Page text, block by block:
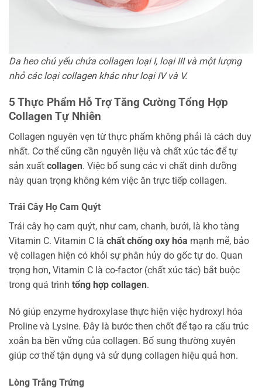
Da heo chủ yếu chứa collagen loại I, loại III và một lượng
nhỏ các loại collagen khác như loại IV và V.
5 Thực Phẩm Hỗ Trợ Tăng Cường Tổng Hợp
Collagen Tự Nhiên
Collagen nguyên vẹn từ thực phẩm không phải là cách duy
nhất. Cơ thể cũng cần nguyên liệu và chất xúc tác để tự
sản xuất collagen. Việc bổ sung các vi chất dinh dưỡng
này quan trọng không kém việc ăn trực tiếp collagen.
Trái Cây Họ Cam Quýt
Trái cây họ cam quýt, như cam, chanh, bưởi, là kho tàng
Vitamin C. Vitamin C là chất chống oxy hóa mạnh mẽ, bảo
vệ collagen hiện có khỏi sự phân hủy do gốc tự do. Quan
trọng hơn, Vitamin C là co-factor (chất xúc tác) bắt buộc
trong quá trình tổng hợp collagen.
Nó giúp enzyme hydroxylase thực hiện việc hydroxyl hóa
Proline và Lysine. Đây là bước then chốt để tạo ra cấu trúc
xoắn ba bền vững của collagen. Bổ sung thường xuyên
giúp cơ thể tận dụng và sử dụng collagen hiệu quả hơn.
Lòng Trắng Trứng